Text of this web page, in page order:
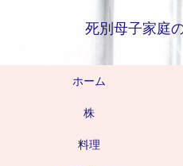
死別母子家庭
ホーム
株
料理